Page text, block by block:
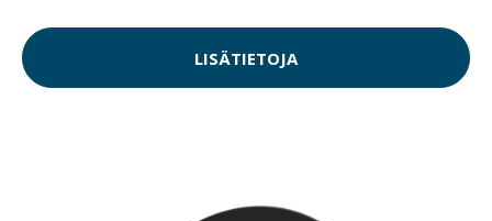
LISÄTIETOJA